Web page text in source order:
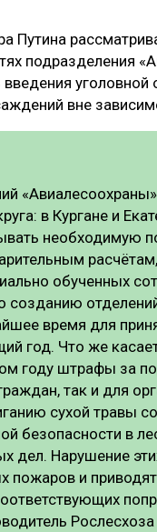
МЕБЕЛЬНОЕ
Путина
подразделения
уголовной
вне
в Кургане и
необходимую
обученных
созданию
время для
год. Что же
году штрафы за
так и для
сухой травы
безопасности в
дел. Нарушение
пожаров и